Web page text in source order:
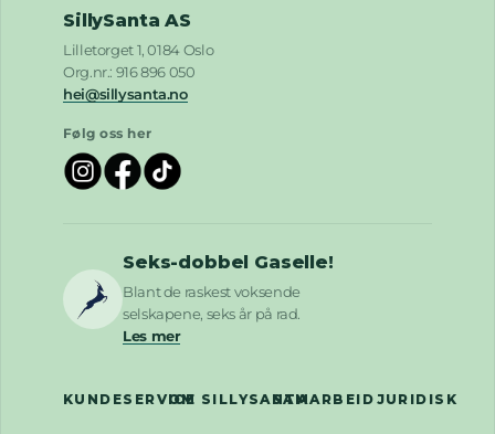
SillySanta AS
Lilletorget 1, 0184 Oslo
Org.nr.: 916 896 050
hei@sillysanta.no
Følg oss her
Seks-dobbel Gaselle!
Blant de raskest voksende
selskapene, seks år på rad.
Les mer
KUNDESERVICEOM SILLYSANTASAMARBEID JURIDISK